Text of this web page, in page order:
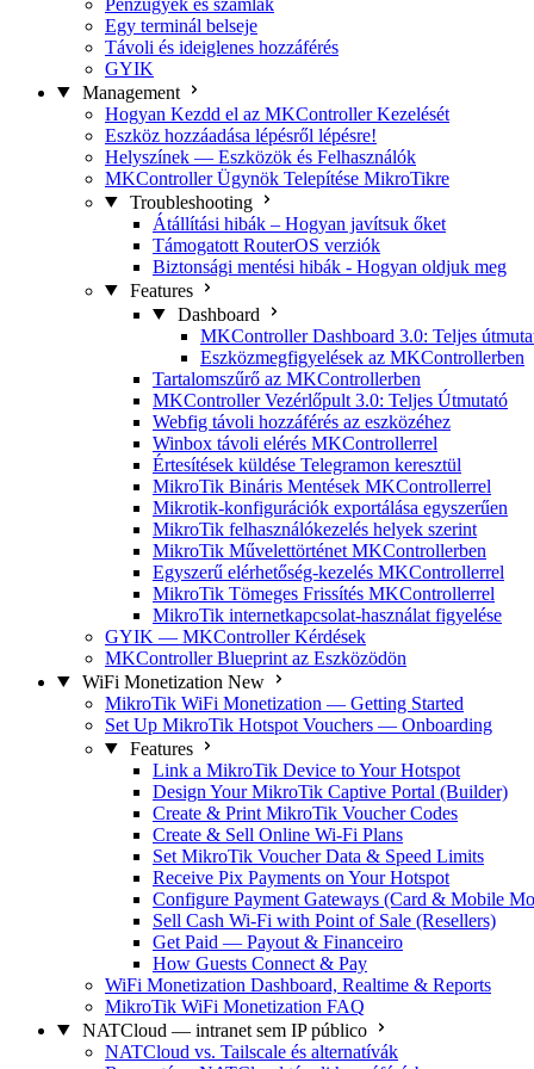
Egy terminál belseje
Távoli és ideiglenes hozzáférés
GYIK
Management
Hogyan Kezdd el az MKController Kezelését
Eszköz hozzáadása lépésről lépésre!
Helyszínek — Eszközök és Felhasználók
MKController Ügynök Telepítése MikroTikre
Troubleshooting
Átállítási hibák – Hogyan javítsuk őket
Támogatott RouterOS verziók
Biztonsági mentési hibák - Hogyan oldjuk meg
Features
Dashboard
MKController Dashboard 3.0: Teljes
Eszközmegfigyelések az MKControllerben
Tartalomszűrő az MKControllerben
MKController Vezérlőpult 3.0: Teljes Útmutató
Webfig távoli hozzáférés az eszközéhez
Winbox távoli elérés MKControllerrel
Értesítések küldése Telegramon keresztül
MikroTik Bináris Mentések MKControllerrel
Mikrotik-konfigurációk exportálása egyszerűen
MikroTik felhasználókezelés helyek szerint
MikroTik Művelettörténet MKControllerben
Egyszerű elérhetőség-kezelés MKControllerrel
MikroTik Tömeges Frissítés MKControllerrel
MikroTik internetkapcsolat-használat figyelése
GYIK — MKController Kérdések
MKController Blueprint az Eszközödön
WiFi Monetization New
MikroTik WiFi Monetization — Getting Started
Set Up MikroTik Hotspot Vouchers — Onboarding
Features
Link a MikroTik Device to Your Hotspot
Design Your MikroTik Captive Portal (Builder)
Create & Print MikroTik Voucher Codes
Create & Sell Online Wi-Fi Plans
Set MikroTik Voucher Data & Speed Limits
Receive Pix Payments on Your Hotspot
Configure Payment Gateways (Card & Mobile
Sell Cash Wi-Fi with Point of Sale (Resellers)
Get Paid — Payout & Financeiro
How Guests Connect & Pay
WiFi Monetization Dashboard, Realtime & Reports
MikroTik WiFi Monetization FAQ
NATCloud — intranet sem IP público
NATCloud vs. Tailscale és alternatívák